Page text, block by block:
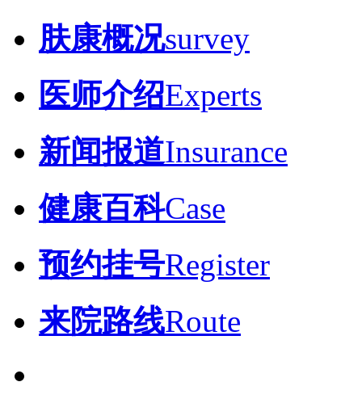
肤康概况survey
医师介绍Experts
新闻报道Insurance
健康百科Case
预约挂号Register
来院路线Route